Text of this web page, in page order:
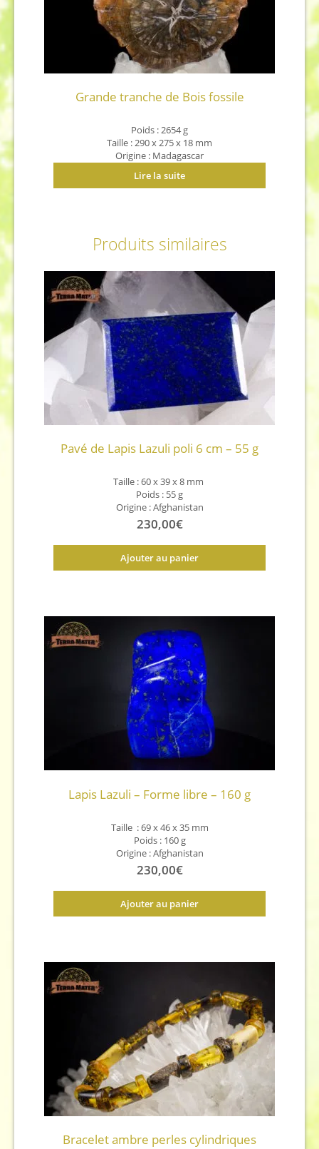
Grande tranche de Bois fossile
Poids : 2654 g
Taille : 290 x 275 x 18 mm
Origine : Madagascar
Lire la suite
Produits similaires
Pavé de Lapis Lazuli poli 6 cm – 55 g
Taille : 60 x 39 x 8 mm
Poids : 55 g
Origine : Afghanistan
230,00€
Ajouter au panier
Lapis Lazuli – Forme libre – 160 g
Taille : 69 x 46 x 35 mm
Poids : 160 g
Origine : Afghanistan
230,00€
Ajouter au panier
Bracelet ambre perles cylindriques